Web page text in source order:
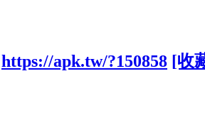
https://apk.tw/?150858 [收